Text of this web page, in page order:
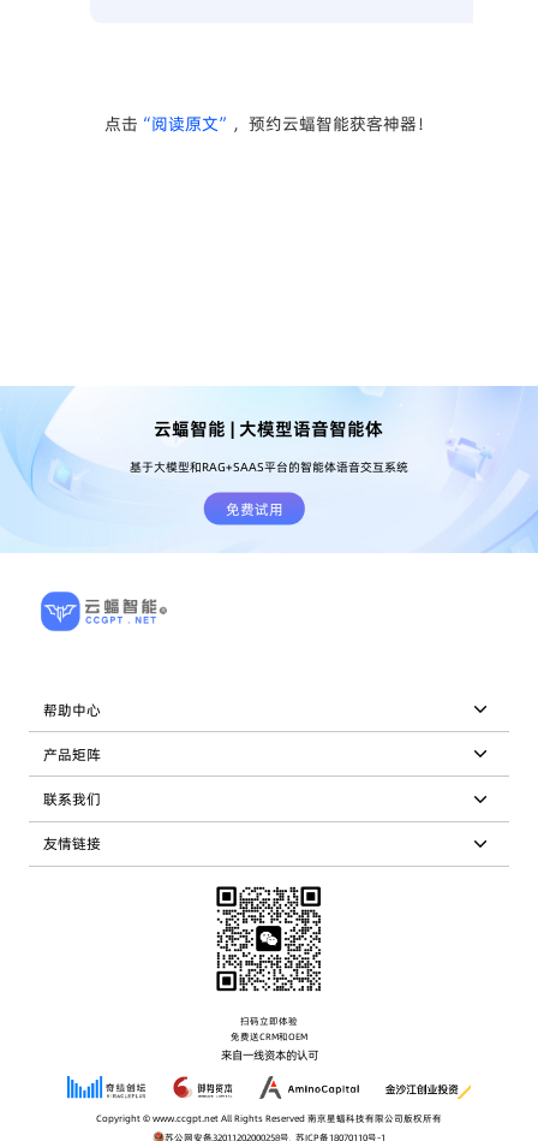
点击 “阅读原文” ，预约云蝠智能获客神器！
云蝠智能 | 大模型语音智能体
基于大模型和RAG+SAAS平台的智能体语音交互系统
免费试用
帮助中心
产品矩阵
联系我们
友情链接
扫码立即体验
免费送CRM和OEM
来自一线资本的认可
Copyright © www.ccgpt.net All Rights Reserved 南京星蝠科技有限公司版权所有
苏公网安备32011202000258号| 苏ICP备18070110号-1